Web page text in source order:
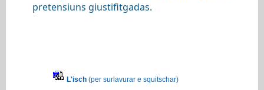
pretensiuns giustifitgadas.
L'isch (per surlavurar e squitschar)